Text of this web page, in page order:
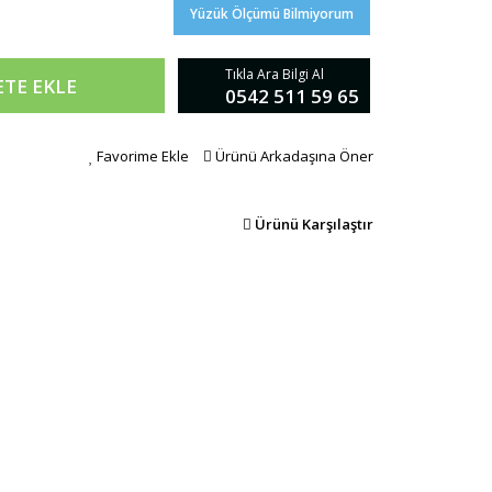
Yüzük Ölçümü Bilmiyorum
EKLE Tıkla Ara Bilgi Al
0542 511 59 65
Favorime Ekle Ürünü Arkadaşına Öner
Ürünü Karşılaştır